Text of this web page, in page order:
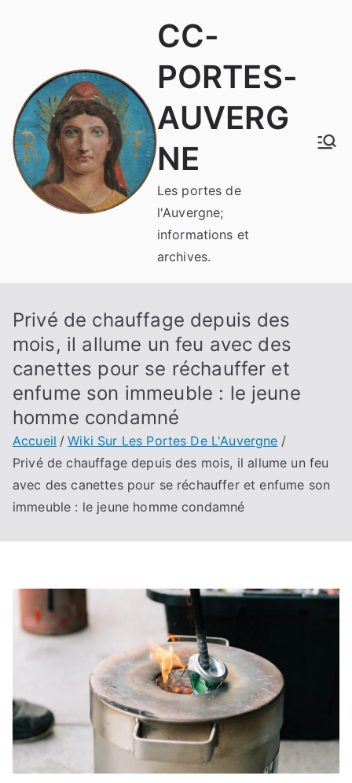
CC-
PORTES-
AUVERG
NE
Les portes de
l'Auvergne;
informations et
archives.
Privé de chauffage depuis des
mois, il allume un feu avec des
canettes pour se réchauffer et
enfume son immeuble : le jeune
homme condamné
Accueil
Wiki Sur Les Portes De L'Auvergne
Privé de chauffage depuis des mois, il allume un feu
avec des canettes pour se réchauffer et enfume son
immeuble : le jeune homme condamné